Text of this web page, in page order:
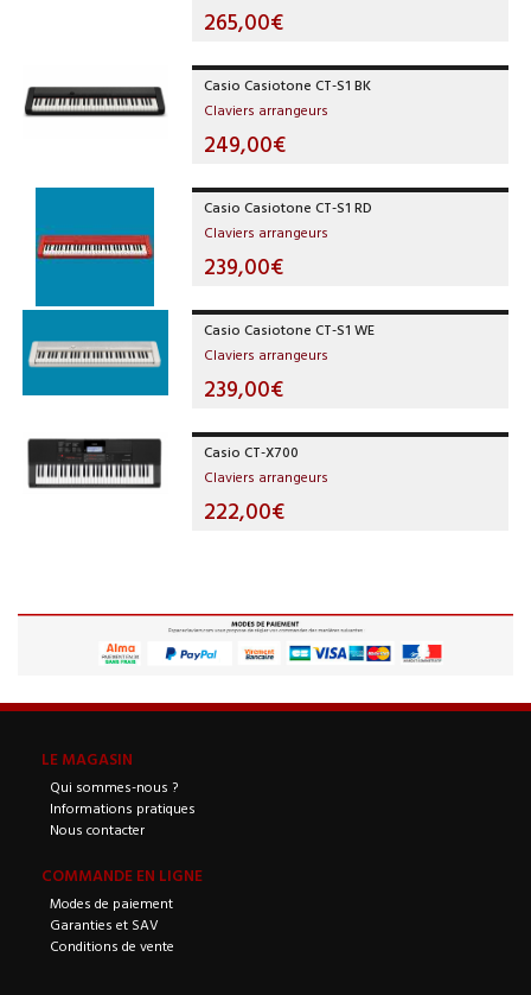
265,00€
Casio Casiotone CT-S1 BK
Claviers arrangeurs
249,00€
Casio Casiotone CT-S1 RD
Claviers arrangeurs
239,00€
Casio Casiotone CT-S1 WE
Claviers arrangeurs
239,00€
Casio CT-X700
Claviers arrangeurs
222,00€
LE MAGASIN
Qui sommes-nous ?
Informations pratiques
Nous contacter
COMMANDE EN LIGNE
Modes de paiement
Garanties et SAV
Conditions de vente